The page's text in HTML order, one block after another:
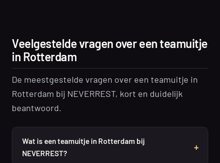
Veelgestelde vragen over een teamuitje
in Rotterdam
De meestgestelde vragen over een teamuitje in
Rotterdam bij NEVERREST, kort en duidelijk
beantwoord.
Wat is een teamuitje in Rotterdam bij
NEVERREST?